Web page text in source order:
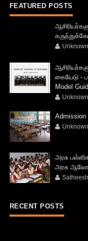
FEATURED POSTS
Unknown
கையேடு -
Model
Unknown
Admission
Unknown
அரசு
அரசு
Satheesh
RECENT POSTS